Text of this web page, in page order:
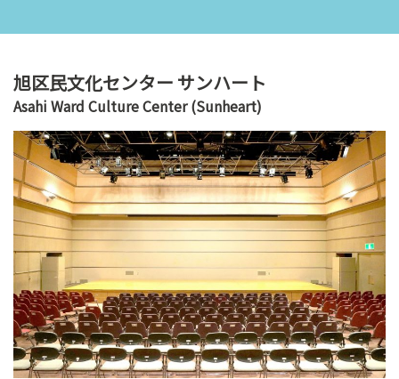
ー
ジ
へ
の
リ
ン
ク
へ
ス
キ
ッ
プ
記
事
旭区民文化センター サンハート
Asahi Ward Culture Center (Sunheart)